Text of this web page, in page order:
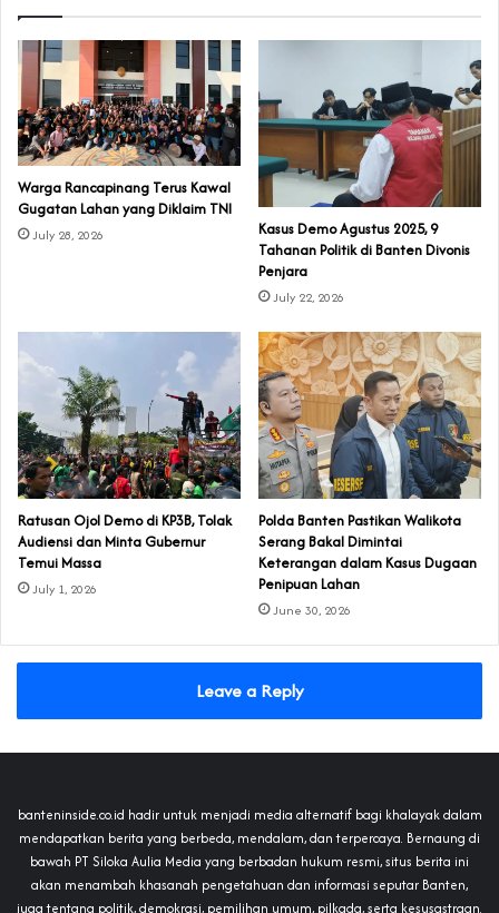
‎Warga Rancapinang Terus Kawal
Gugatan Lahan yang Diklaim TNI‎‎
July 28, 2026
‎Kasus Demo Agustus 2025, 9
Tahanan Politik di Banten Divonis
Penjara
July 22, 2026
‎Ratusan Ojol Demo di KP3B, Tolak
Audiensi dan Minta Gubernur
Temui Massa
July 1, 2026
Polda Banten Pastikan Walikota
Serang Bakal Dimintai
Keterangan dalam Kasus Dugaan
Penipuan Lahan
June 30, 2026
Leave a Reply
banteninside.co.id hadir untuk menjadi media alternatif bagi khalayak dalam
mendapatkan berita yang berbeda, mendalam, dan terpercaya. Bernaung di
bawah PT Siloka Aulia Media yang berbadan hukum resmi, situs berita ini
akan menambah khasanah pengetahuan dan informasi seputar Banten,
juga tentang politik, demokrasi, pemilihan umum, pilkada, serta kesusastraan.